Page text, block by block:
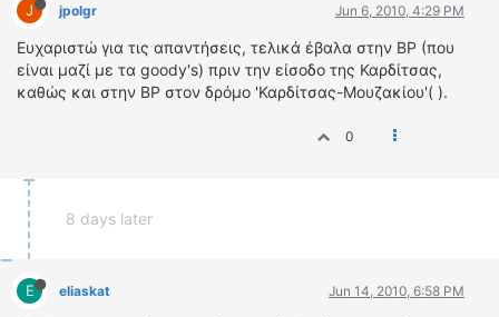
J jpolgr Jun 6, 2010, 4:29 PM
Ευχαριστώ για τις απαντήσεις, τελικά έβαλα στην BP (που
είναι μαζί με τα goody's) πριν την είσοδο της Καρδίτσας,
καθώς και στην BP στον δρόμο 'Καρδίτσας-Μουζακίου'( ).
0
8 days later
E eliaskat Jun 14, 2010, 6:58 PM